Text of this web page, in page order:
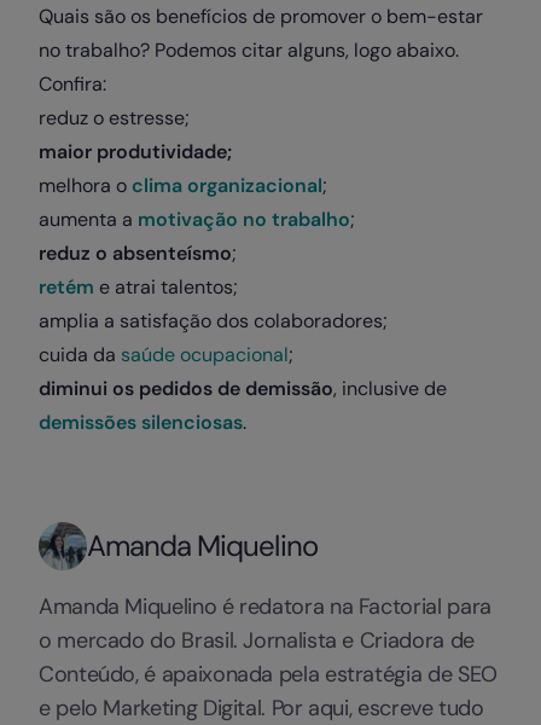
Quais são os benefícios de promover o bem-estar
no trabalho? Podemos citar alguns, logo abaixo.
Confira:
reduz o estresse;
maior produtividade;
melhora o clima organizacional;
aumenta a motivação no trabalho;
reduz o absenteísmo;
retém e atrai talentos;
amplia a satisfação dos colaboradores;
cuida da saúde ocupacional;
diminui os pedidos de demissão, inclusive de
demissões silenciosas.
Amanda Miquelino
Amanda Miquelino é redatora na Factorial para
o mercado do Brasil. Jornalista e Criadora de
Conteúdo, é apaixonada pela estratégia de SEO
e pelo Marketing Digital. Por aqui, escreve tudo